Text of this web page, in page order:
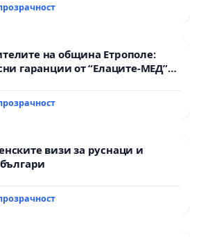
на община Етрополе:
гаранции от “Елаците-МЕД”
че ще се изпълнят всички
визи за руснаци и